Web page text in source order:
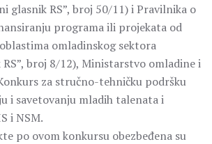
glasnik RS”, broj 50/11) i Pravilnika o
programa ili projekata od
omladinskog sektora
RS”, broj 8/12), Ministarstvo omladine i
za stručno-tehničku podršku
i savetovanju mladih talenata i
i NSM.
po ovom konkursu obezbeđena su